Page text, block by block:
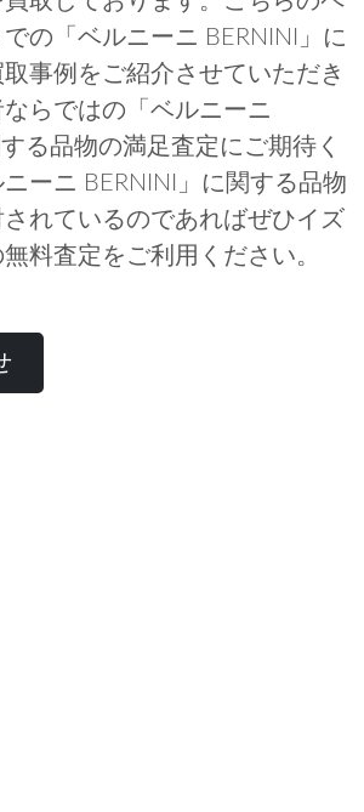
の「ベルニーニ BERNINI」に
事例をご紹介させていただき
らではの「ベルニーニ
る品物の満足査定にご期待く
ーニ BERNINI」に関する品物
れているのであればぜひイズ
料査定をご利用ください。